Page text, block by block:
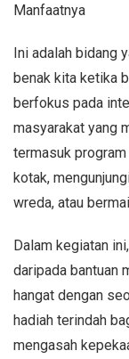
Ini adalah bidang
benak kita ketika
berfokus pada
masyarakat yang
termasuk
kotak,
wreda, atau
Dalam kegiatan
daripada bantuan
hangat dengan
hadiah terindah
mengasah